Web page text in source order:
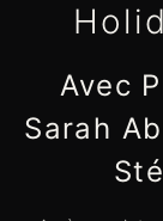
Avec
Sarah